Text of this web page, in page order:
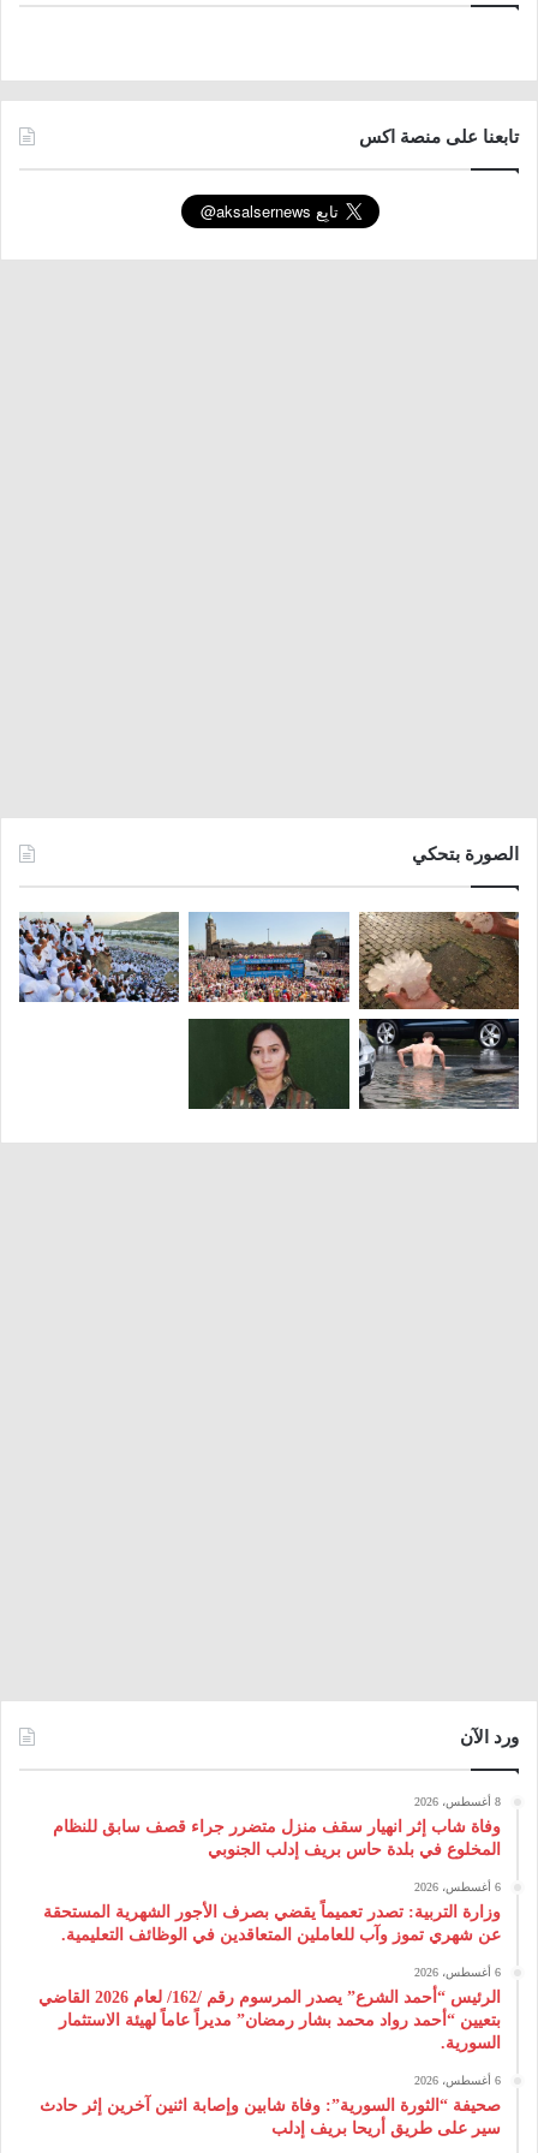
تابعنا على منصة اكس
الصورة بتحكي
ورد الآن
8 أغسطس، 2026
وفاة شاب إثر انهيار سقف منزل متضرر جراء قصف سابق للنظام
المخلوع في بلدة حاس بريف إدلب الجنوبي
6 أغسطس، 2026
وزارة التربية: تصدر تعميماً يقضي بصرف الأجور الشهرية المستحقة
عن شهري تموز وآب للعاملين المتعاقدين في الوظائف التعليمية.
6 أغسطس، 2026
الرئيس “أحمد الشرع” يصدر المرسوم رقم /162/ لعام 2026 ‌القاضي
بتعيين “أحمد رواد محمد بشار رمضان” مديراً عاماً لهيئة ‌الاستثمار
السورية.
6 أغسطس، 2026
صحيفة “الثورة السورية”: وفاة شابين وإصابة اثنين آخرين إثر حادث
سير على طريق أريحا بريف إدلب